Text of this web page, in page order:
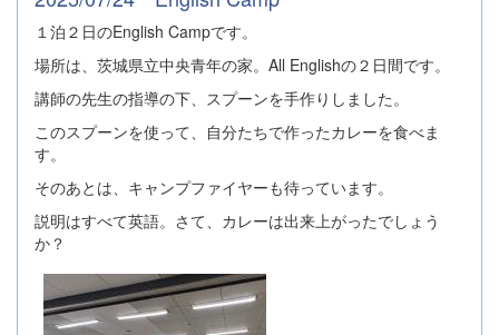
１泊２日のEnglish Campです。
場所は、茨城県立中央青年の家。All Englishの２日間です。
講師の先生の指導の下、スプーンを手作りしました。
このスプーンを使って、自分たちで作ったカレーを食べま
す。
そのあとは、キャンプファイヤーも待っています。
説明はすべて英語。さて、カレーは出来上がったでしょう
か？